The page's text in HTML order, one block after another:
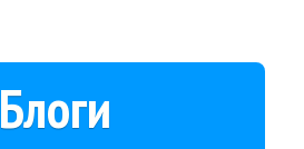
Блоги